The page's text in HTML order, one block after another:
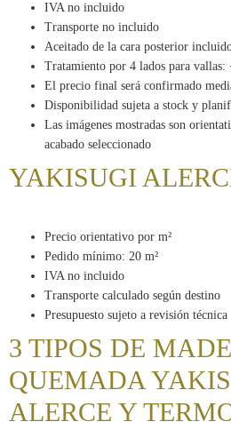
IVA no incluido
Transporte no incluido
Aceitado de la cara posterior
Tratamiento por 4 lados para vallas:
El precio final será confirmado
Disponibilidad sujeta a stock y
Las imágenes mostradas son
acabado seleccionado
YAKISUGI
Precio orientativo por m²
Pedido mínimo: 20 m²
IVA no incluido
Transporte calculado según destino
Presupuesto sujeto a revisión técnica
3 TIPOS DE
QUEMADA
ALERCE Y